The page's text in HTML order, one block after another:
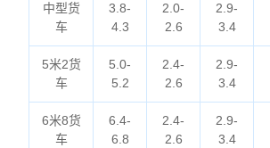
中型货
车
3.8-
4.3
2.0-
2.6
2.9-
3.4
5米2货
车
5.0-
5.2
2.4-
2.6
2.9-
3.4
6米8货
车
6.4-
6.8
2.4-
2.6
2.9-
3.4